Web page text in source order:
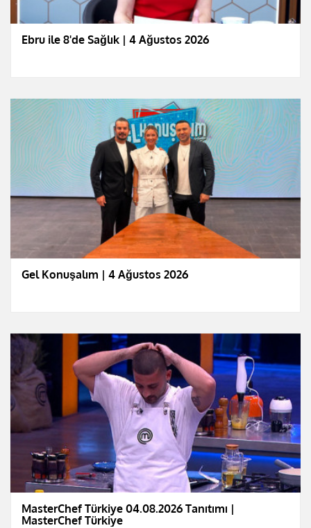
Ebru ile 8'de Sağlık | 4 Ağustos 2026
Gel Konuşalım | 4 Ağustos 2026
MasterChef Türkiye 04.08.2026 Tanıtımı |
MasterChef Türkiye